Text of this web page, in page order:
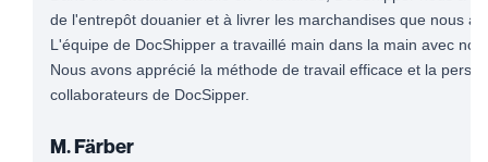
de l'entrepôt douanier et à livrer les marchandises que nous
L'équipe de DocShipper a travaillé main dans la main avec
Nous avons apprécié la méthode de travail efficace et la
collaborateurs de DocSipper.
M. Färber